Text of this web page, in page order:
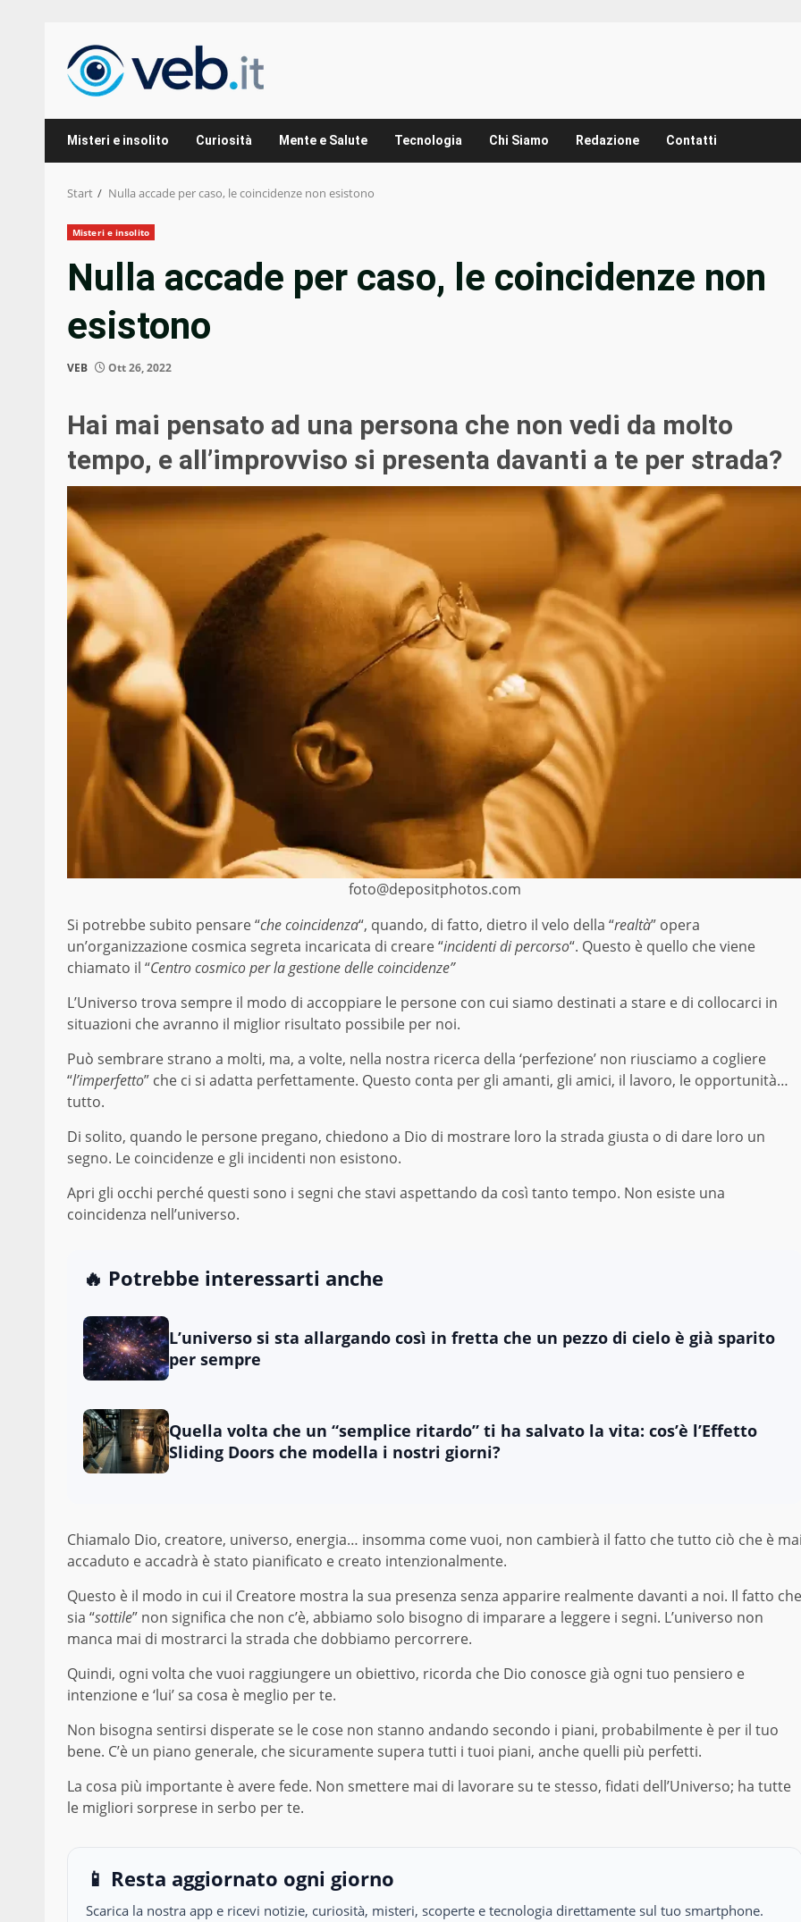
Inhalt
springen
Misteri e insolito Curiosità Mente e Salute Tecnologia Chi Siamo Redazione Contatti
Start Nulla accade per caso, le coincidenze non esistono
Misteri e insolito
Nulla accade per caso, le coincidenze non
esistono
VEB Ott 26, 2022
Hai mai pensato ad una persona che non vedi da molto
tempo, e all’improvviso si presenta davanti a te per strada?
foto@depositphotos.com
Si potrebbe subito pensare “che coincidenza“, quando, di fatto, dietro il velo della “realtà” opera
un’organizzazione cosmica segreta incaricata di creare “incidenti di percorso“. Questo è quello che viene
chiamato il “Centro cosmico per la gestione delle coincidenze”
L’Universo trova sempre il modo di accoppiare le persone con cui siamo destinati a stare e di collocarci in
situazioni che avranno il miglior risultato possibile per noi.
Può sembrare strano a molti, ma, a volte, nella nostra ricerca della ‘perfezione’ non riusciamo a cogliere
“l’imperfetto” che ci si adatta perfettamente. Questo conta per gli amanti, gli amici, il lavoro, le opportunità…
tutto.
Di solito, quando le persone pregano, chiedono a Dio di mostrare loro la strada giusta o di dare loro un
segno. Le coincidenze e gli incidenti non esistono.
Apri gli occhi perché questi sono i segni che stavi aspettando da così tanto tempo. Non esiste una
coincidenza nell’universo.
🔥 Potrebbe interessarti anche
L’universo si sta allargando così in fretta che un pezzo di cielo è già sparito
per sempre
Quella volta che un “semplice ritardo” ti ha salvato la vita: cos’è l’Effetto
Sliding Doors che modella i nostri giorni?
Chiamalo Dio, creatore, universo, energia… insomma come vuoi, non cambierà il fatto che tutto ciò che è
accaduto e accadrà è stato pianificato e creato intenzionalmente.
Questo è il modo in cui il Creatore mostra la sua presenza senza apparire realmente davanti a noi. Il fatto che
sia “sottile” non significa che non c’è, abbiamo solo bisogno di imparare a leggere i segni. L’universo non
manca mai di mostrarci la strada che dobbiamo percorrere.
Quindi, ogni volta che vuoi raggiungere un obiettivo, ricorda che Dio conosce già ogni tuo pensiero e
intenzione e ‘lui’ sa cosa è meglio per te.
Non bisogna sentirsi disperate se le cose non stanno andando secondo i piani, probabilmente è per il tuo
bene. C’è un piano generale, che sicuramente supera tutti i tuoi piani, anche quelli più perfetti.
La cosa più importante è avere fede. Non smettere mai di lavorare su te stesso, fidati dell’Universo; ha tutte
le migliori sorprese in serbo per te.
📱 Resta aggiornato ogni giorno
Scarica la nostra app e ricevi notizie, curiosità, misteri, scoperte e tecnologia direttamente sul tuo smartphone.